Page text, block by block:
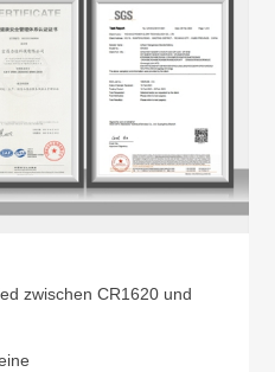
zwischen CR1620 und